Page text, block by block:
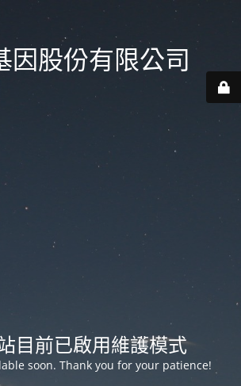
因股份有限公司
目前已啟用維護模式
soon. Thank you for your patience!